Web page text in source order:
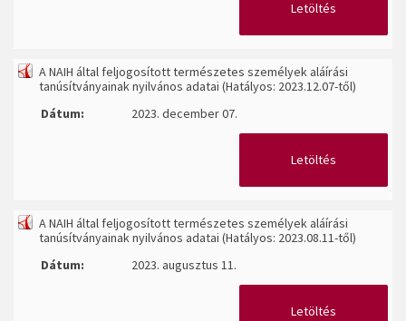
Letöltés
A NAIH által feljogosított természetes személyek aláírási
tanúsítványainak nyilvános adatai (Hatályos: 2023.12.07-től)
Dátum:
2023. december 07.
Letöltés
A NAIH által feljogosított természetes személyek aláírási
tanúsítványainak nyilvános adatai (Hatályos: 2023.08.11-től)
Dátum:
2023. augusztus 11.
Letöltés